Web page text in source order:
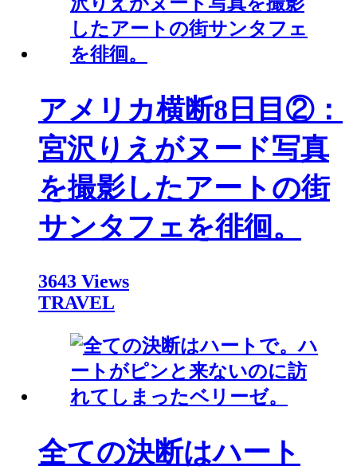
アメリカ横断8日目②：
宮沢りえがヌード写真
を撮影したアートの街
サンタフェを徘徊。
3643 Views
TRAVEL
全ての決断はハート